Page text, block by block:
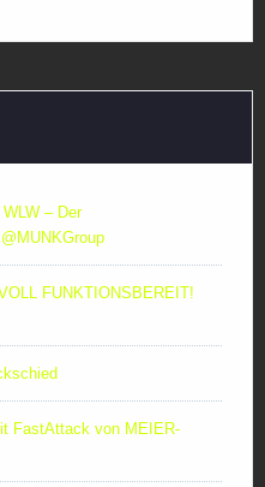
– Der
FUNKTIONSBEREIT!
FastAttack von MEIER-